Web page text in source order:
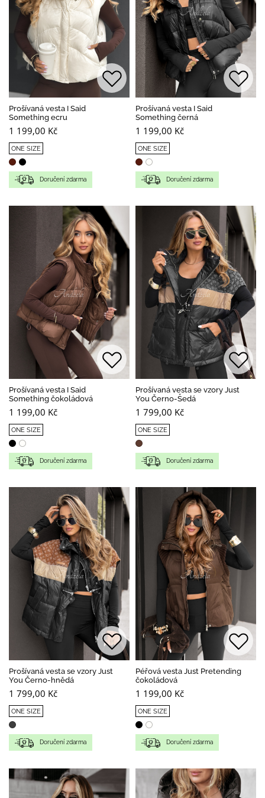
Prošívaná vesta I Said
Something ecru
1 199,00 Kč
ONE SIZE
Doručení zdarma
Prošívaná vesta I Said
Something černá
1 199,00 Kč
ONE SIZE
Doručení zdarma
Prošívaná vesta I Said
Something čokoládová
1 199,00 Kč
ONE SIZE
Doručení zdarma
Prošívaná vesta se vzory Just
You Černo-Šedá
1 799,00 Kč
ONE SIZE
Doručení zdarma
Prošívaná vesta se vzory Just
You Černo-hnědá
1 799,00 Kč
ONE SIZE
Doručení zdarma
Péřová vesta Just Pretending
čokoládová
1 199,00 Kč
ONE SIZE
Doručení zdarma